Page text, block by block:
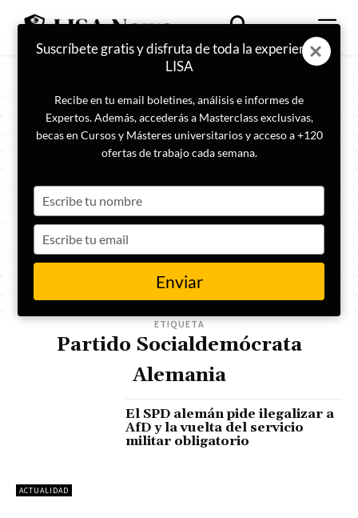
ETIQUETA
Partido Socialdemócrata
Alemania
ACTUALIDAD
El SPD alemán pide ilegalizar a
AfD y la vuelta del servicio
militar obligatorio
Suscríbete gratis y disfruta de toda la experiencia
LISA
Recibe en tu email boletines, análisis e informes de
Expertos. Además, accederás a Masterclass exclusivas,
becas en Cursos y Másteres universitarios y acceso a +120
ofertas de trabajo cada semana.
your
name
your
email
Enviar